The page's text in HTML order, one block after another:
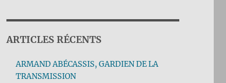
ARTICLES RÉCENTS
ARMAND ABÉCASSIS, GARDIEN DE LA
TRANSMISSION